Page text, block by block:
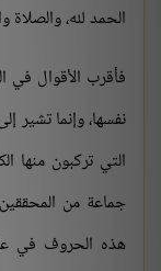
الحمد لله، والصلاة
فأقرب الأقوال في
نفسها، وإنما تشير
التي تركبون منها
جماعة من
هذه الحروف في